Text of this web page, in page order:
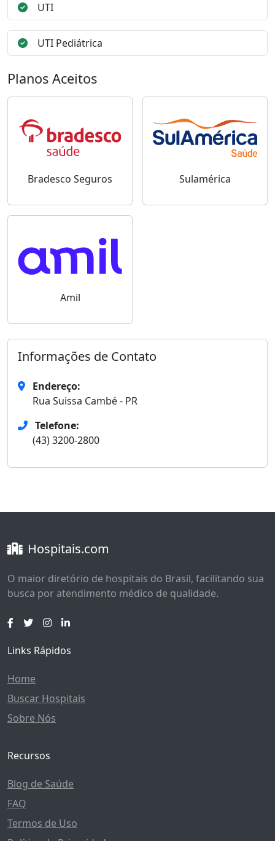
UTI
UTI Pediátrica
Planos Aceitos
Bradesco Seguros Sulamérica
Amil
Informações de Contato
Endereço:
Rua Suissa Cambé - PR
Telefone:
(43) 3200-2800
Hospitais.com
O maior diretório de hospitais do Brasil, facilitando sua
busca por atendimento médico de qualidade.
Links Rápidos
Home
Buscar Hospitais
Sobre Nós
Recursos
Blog de Saúde
FAQ
Termos de Uso